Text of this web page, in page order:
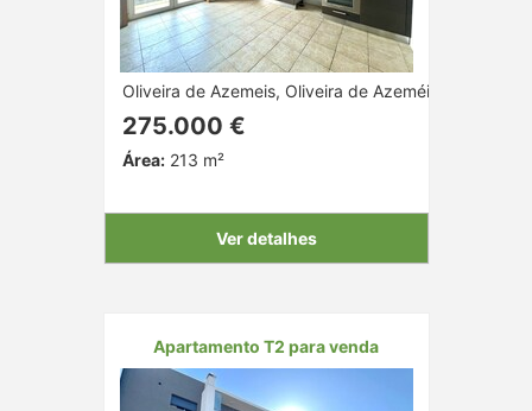
Oliveira de Azemeis, Oliveira de Azeméis, Aveiro
275.000 €
Área:213 m²
Ver detalhes
Apartamento T2 para venda